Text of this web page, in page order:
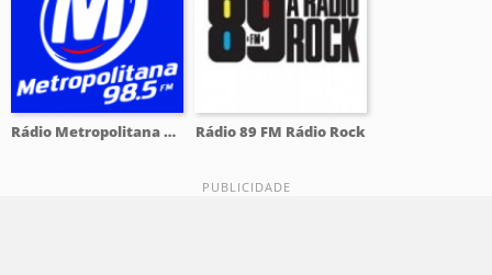
Rádio Metropolitana 98.5 FM Rádio 89 FM Rádio Rock